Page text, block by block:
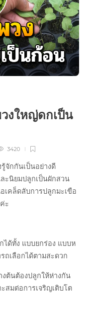
งใหญ่ดกเป็น
3420
จักกันเป็นอย่างดี
ะนิยมปลูกเป็นผักสวน
เคล็ดลับการปลูกมะเขือ
ะ
ได้ทั้ง แบบยกร่อง แบบห
ถเลือกได้ตามสะดวก
งต้นต้องปลูกให้ห่างกัน
สมต่อการเจริญเติบโต